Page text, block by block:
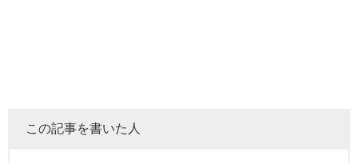
この記事を書いた人